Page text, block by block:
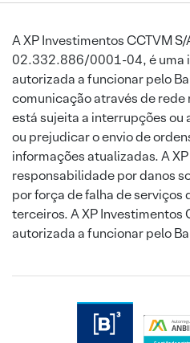
A XP Investimentos CCTVM
02.332.886/0001-04, é uma
autorizada a funcionar pelo
comunicação através de
está sujeita a interrupções
ou prejudicar o envio de
informações atualizadas. A
responsabilidade por danos
por força de falha de
terceiros. A XP Investimentos
autorizada a funcionar pelo